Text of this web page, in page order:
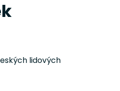
lidových